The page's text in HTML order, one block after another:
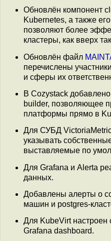
Обновлён компонент
Kubernetes, а также
позволяют более
кластеры, как вверх
Обновлён файл
перечислены
и сферы их
В Cozystack
builder, позволяющее
платформы прямо в
Для СУБД
указывать
выставляемые по
Для Grafana и Alerta
данных.
Добавлены алерты о
машин и postgres-
Для KubeVirt настроен
Grafana dashboard.